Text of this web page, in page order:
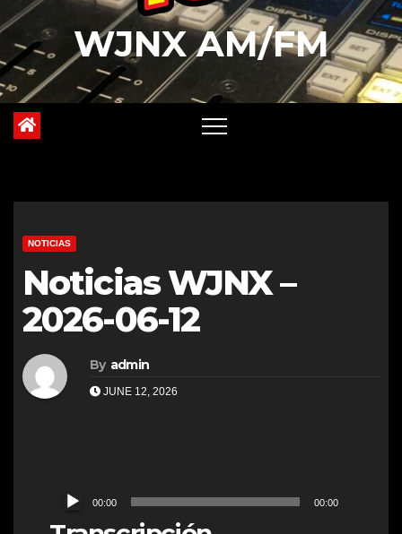
WJNX AM/FM
NOTICIAS
Noticias WJNX –
2026-06-12
By admin
JUNE 12, 2026
Audio
Player
00:00 00:00